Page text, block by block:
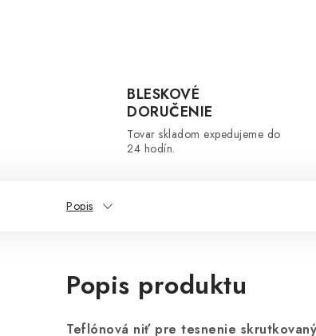
BLESKOVÉ
DORUČENIE
Tovar skladom expedujeme do
24 hodín.
Popis
Popis produktu
Teflónová niť pre tesnenie